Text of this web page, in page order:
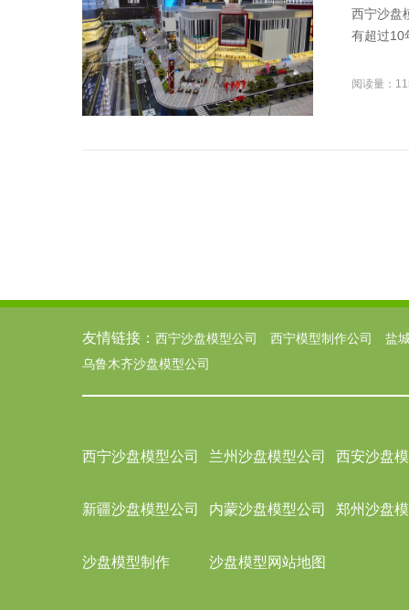
西宁沙盘
有超过10
阅读量：
友情链接： 西宁沙盘模型公司 西宁模型制作公司
盐
乌鲁木齐沙盘模型公司
西宁沙盘模型公司 兰州沙盘模型公司 西安沙盘
新疆沙盘模型公司 内蒙沙盘模型公司 郑州沙盘
沙盘模型制作 沙盘模型网站地图